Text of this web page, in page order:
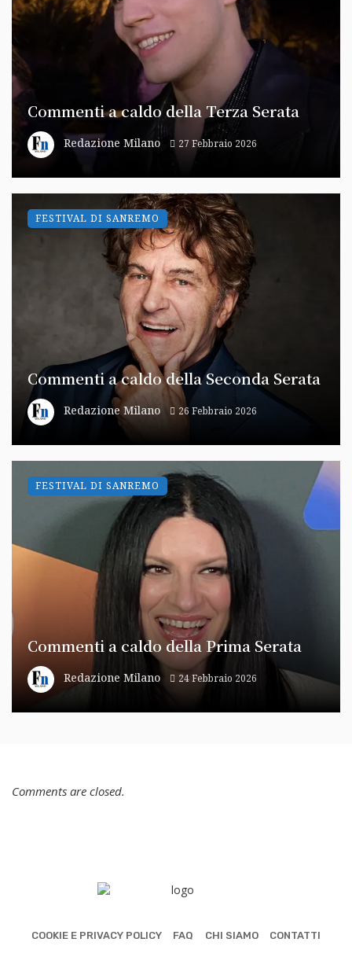
Commenti a caldo della Terza Serata
Redazione Milano 27 Febbraio 2026
Commenti a caldo della Seconda Serata
Redazione Milano 26 Febbraio 2026
FESTIVAL DI SANREMO
Commenti a caldo della Prima Serata
Redazione Milano 24 Febbraio 2026
FESTIVAL DI SANREMO
Comments are closed.
COOKIE E PRIVACY POLICY FAQ CHI SIAMO CONTATTI